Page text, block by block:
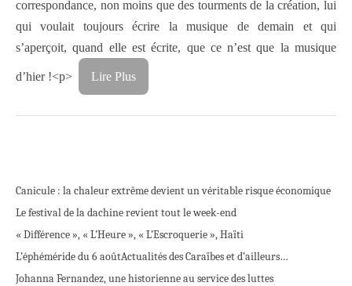
correspondance, non moins que des tourments de la création, lui
qui voulait toujours écrire la musique de demain et qui
s’aperçoit, quand elle est écrite, que ce n’est que la musique
d’hier !<p> Lire Plus
Canicule : la chaleur extrême devient un véritable risque économique
Le festival de la dachine revient tout le week-end
« Différence », « L’Heure », « L’Escroquerie », Haïti
L’éphéméride du 6 aoûtActualités des Caraïbes et d’ailleurs…
Johanna Fernandez, une historienne au service des luttes